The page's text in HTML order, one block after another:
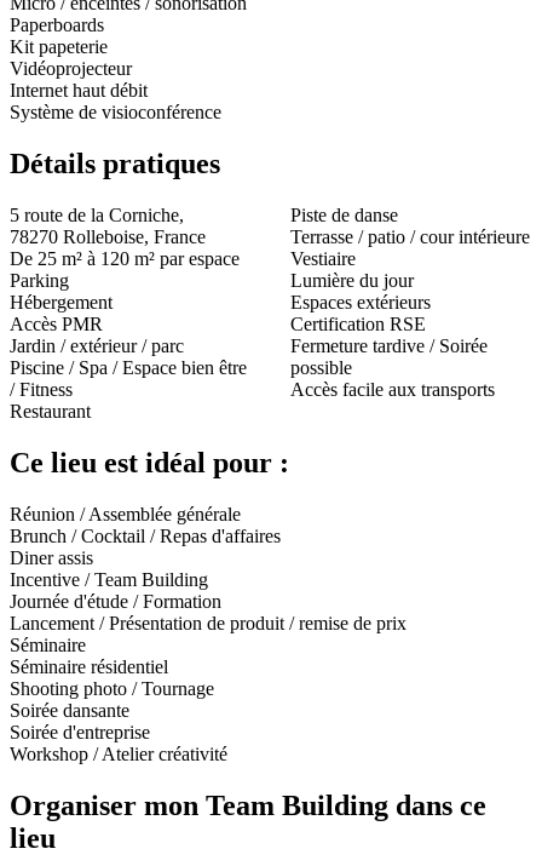
Paperboards
Kit papeterie
Vidéoprojecteur
Internet haut débit
Système de visioconférence
Détails pratiques
5 route de la Corniche,
78270 Rolleboise, France
De 25 m² à 120 m² par espace
Parking
Hébergement
Accès PMR
Jardin / extérieur / parc
Piscine / Spa / Espace bien être
/ Fitness
Restaurant
Piste de danse
Terrasse / patio / cour intérieure
Vestiaire
Lumière du jour
Espaces extérieurs
Certification RSE
Fermeture tardive / Soirée
possible
Accès facile aux transports
Ce lieu est idéal pour :
Réunion / Assemblée générale
Brunch / Cocktail / Repas d'affaires
Diner assis
Incentive / Team Building
Journée d'étude / Formation
Lancement / Présentation de produit / remise de prix
Séminaire
Séminaire résidentiel
Shooting photo / Tournage
Soirée dansante
Soirée d'entreprise
Workshop / Atelier créativité
Organiser mon Team Building dans ce
lieu